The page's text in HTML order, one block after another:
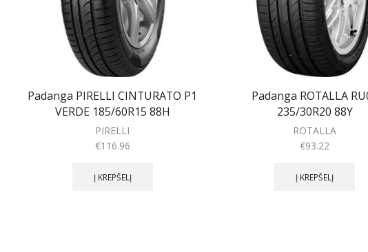
Padanga PIRELLI CINTURATO P1
VERDE 185/60R15 88H
PIRELLI
€116.96
Į KREPŠELĮ
Padanga ROTALLA
235/30R20 88Y
ROTALLA
€93.22
Į KREPŠELĮ